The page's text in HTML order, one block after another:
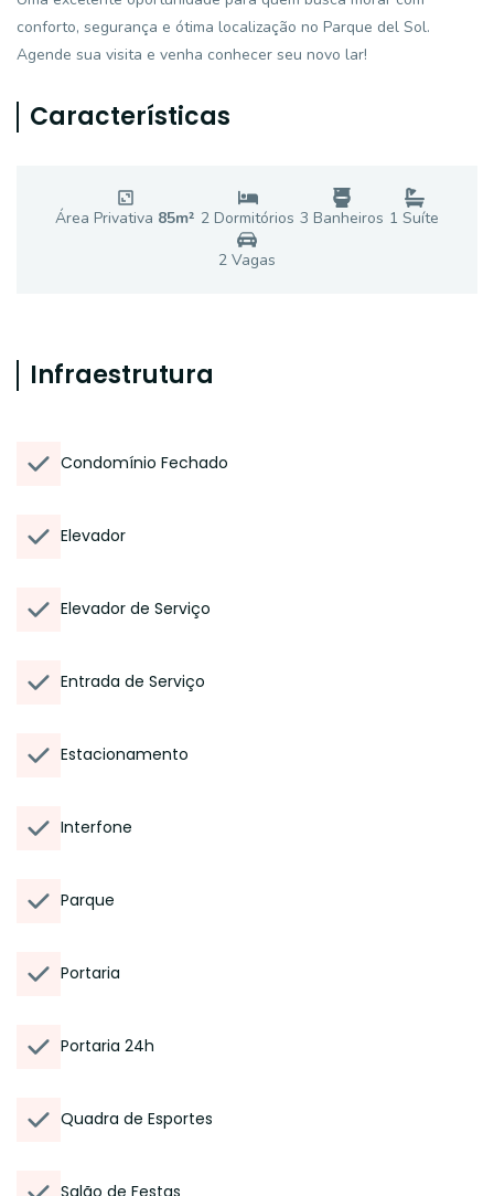
conforto, segurança e ótima localização no Parque del Sol.
Agende sua visita e venha conhecer seu novo lar!
Características
Área Privativa 85m² 2 Dormitórios 3 Banheiros 1 Suíte
2 Vagas
Infraestrutura
Condomínio Fechado
Elevador
Elevador de Serviço
Entrada de Serviço
Estacionamento
Interfone
Parque
Portaria
Portaria 24h
Quadra de Esportes
Salão de Festas